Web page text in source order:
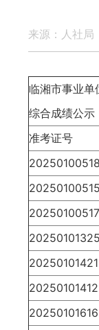
来源：人社局
临湘市事业
综合成绩公示
准考证号
20250100518
20250100515
20250100517
20250101325
20250101421
20250101412
20250101616